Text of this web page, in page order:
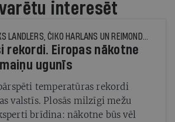
interesēt
MARKS LANDLERS, ČIKO HARLANS UN REIMONDS DŽUNS, © THE NEW YORK TIMES NEWS SERVICE
rekordi. Eiropas nākotne
ugunīs
temperatūras rekordi
valstīs. Plosās milzīgi mežu
brīdina: nākotne būs vēl